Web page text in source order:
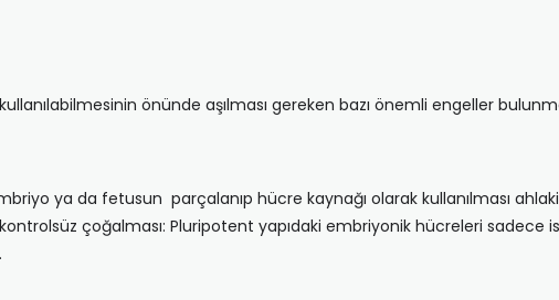
önünde aşılması gereken bazı önemli engeller
ya da fetusun parçalanıp hücre kaynağı olarak kullanılması
çoğalması: Pluripotent yapıdaki embriyonik hücreleri sadece